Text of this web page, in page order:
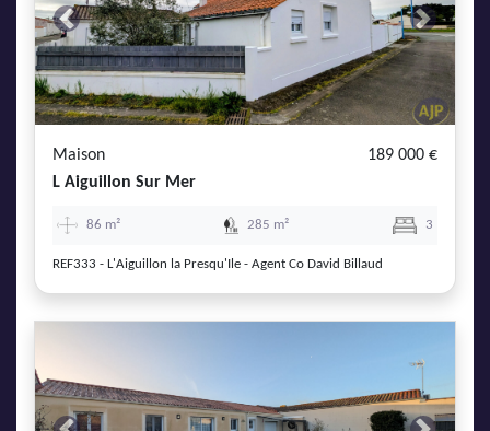
Previous Next
Maison
189 000 €
L Aiguillon Sur Mer
86 m² 285 m² 3
REF333 - L'Aiguillon la Presqu'Ile - Agent Co David Billaud